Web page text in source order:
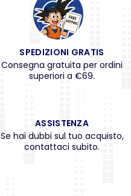
SPEDIZIONI GRATIS
Consegna gratuita per ordini
superiori a €69.
ASSISTENZA
Se hai dubbi sul tuo acquisto,
contattaci subito.